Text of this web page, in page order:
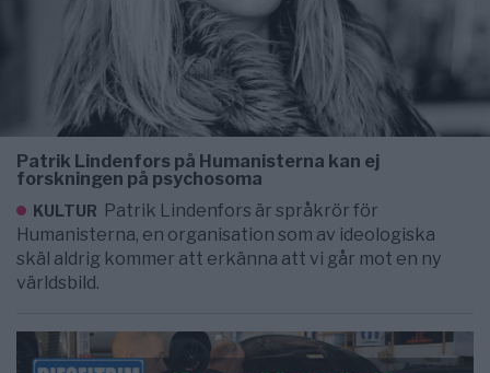
Patrik Lindenfors på Humanisterna kan ej
forskningen på psychosoma
KULTUR Patrik Lindenfors är språkrör för
Humanisterna, en organisation som av ideologiska
skäl aldrig kommer att erkänna att vi går mot en ny
världsbild.